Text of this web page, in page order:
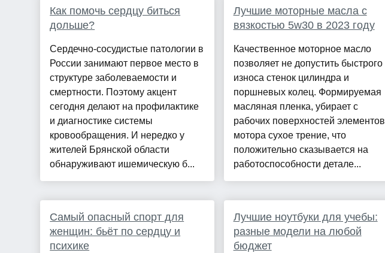
Как помочь сердцу биться
дольше?
Сердечно-сосудистые патологии в
России занимают первое место в
структуре заболеваемости и
смертности. Поэтому акцент
сегодня делают на профилактике
и диагностике системы
кровообращения. И нередко у
жителей Брянской области
обнаруживают ишемическую б...
Самый опасный спорт для
женщин: бьёт по сердцу и
психике
Лучшие моторные масла с
вязкостью 5w30 в 2023 году
Качественное моторное масло
позволяет не допустить быстрого
износа стенок цилиндра и
поршневых колец. Формируемая
масляная пленка, убирает с
рабочих поверхностей элементов
мотора сухое трение, что
положительно сказывается на
работоспособности детале...
Лучшие ноутбуки для учебы:
разные модели на любой
бюджет